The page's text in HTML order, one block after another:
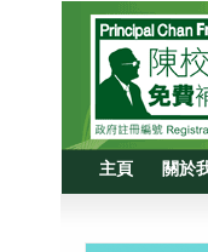
主頁 關於